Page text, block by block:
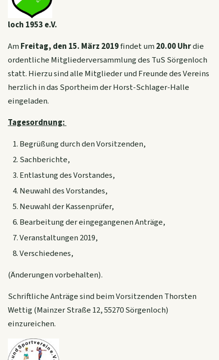
loch 1953 e.V.
AmFreitag, den 15. März 2019findet um20.00 Uhrdie
ordentliche Mitgliederversammlung des TuS Sörgenloch
statt. Hierzu sind alle Mitglieder und Freunde des Vereins
herzlich in das Sportheim der Horst-Schlager-Halle
eingeladen.
Tagesordnung:
Begrüßung durch den Vorsitzenden,
Sachberichte,
Entlastung des Vorstandes,
Neuwahl des Vorstandes,
Neuwahl der Kassenprüfer,
Bearbeitung der eingegangenen Anträge,
Veranstaltungen 2019,
Verschiedenes,
(Änderungen vorbehalten).
Schriftliche Anträge sind beim Vorsitzenden Thorsten
Wettig (Mainzer Straße 12, 55270 Sörgenloch)
einzureichen.